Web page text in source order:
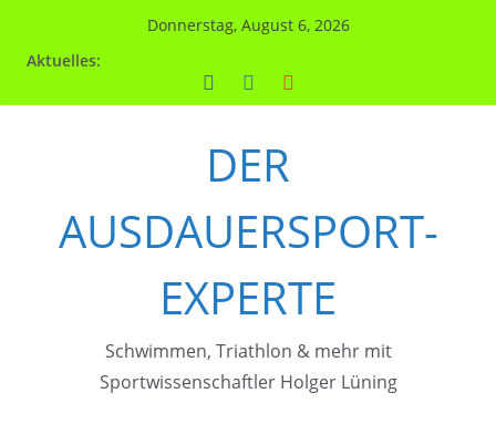
Donnerstag, August 6, 2026
Aktuelles:
DER
AUSDAUERSPORT-
EXPERTE
Schwimmen, Triathlon & mehr mit
Sportwissenschaftler Holger Lüning